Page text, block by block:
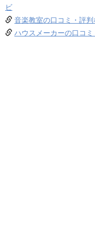
ビ
音楽教室の口コミ・評
ハウスメーカーの口コ